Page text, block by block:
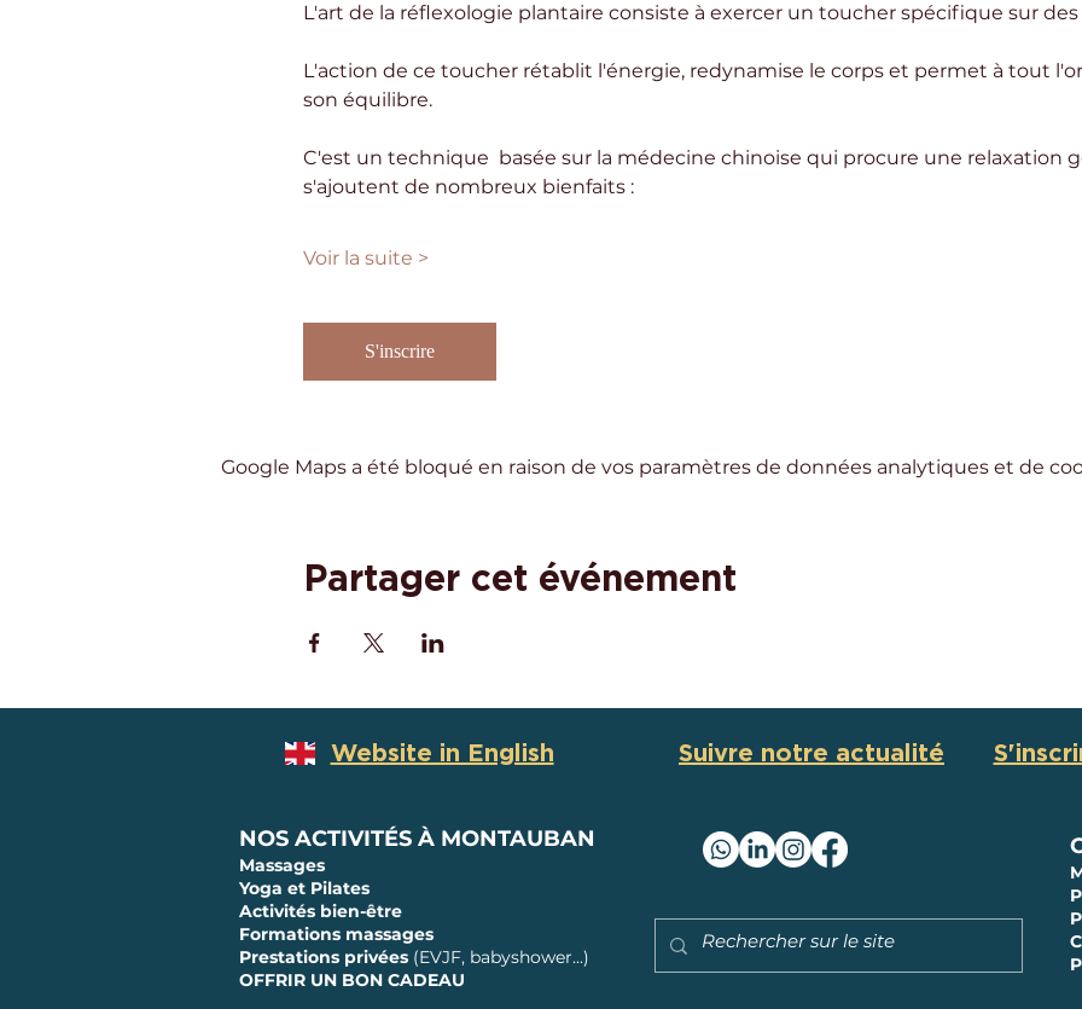
L'art de la réflexologie plantaire consiste à exercer un toucher spécifique sur
L'action de ce toucher rétablit l'énergie, redynamise le corps et permet à tout
son équilibre.
C'est un technique  basée sur la médecine chinoise qui procure une relaxation
s'ajoutent de nombreux bienfaits :
Voir la suite >
S'inscrire
Google Maps a été bloqué en raison de vos paramètres de données analytiques et de
Partager cet événement
Suivre notre actualité
Website in English
NOS ACTIVITÉS À MONTAUBAN
Massages
Yoga et Pilates
Activités bien-être
Formations massages
Prestations privées (EVJF, babyshower...)
OFFRIR UN BON CADEAU